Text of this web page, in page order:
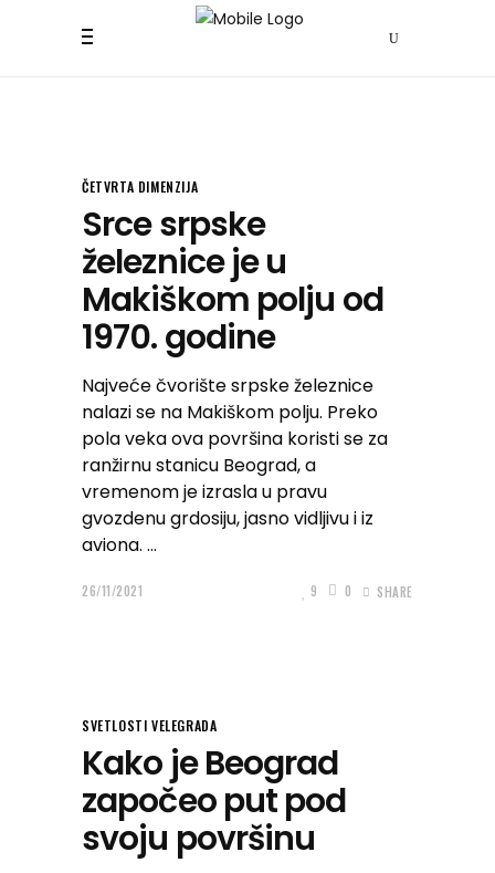
ČETVRTA DIMENZIJA
Srce srpske
železnice je u
Makiškom polju od
1970. godine
Najveće čvorište srpske železnice
nalazi se na Makiškom polju. Preko
pola veka ova površina koristi se za
ranžirnu stanicu Beograd, a
vremenom je izrasla u pravu
gvozdenu grdosiju, jasno vidljivu i iz
aviona.
26/11/2021 9 0 SHARE
SVETLOSTI VELEGRADA
Kako je Beograd
započeo put pod
svoju površinu